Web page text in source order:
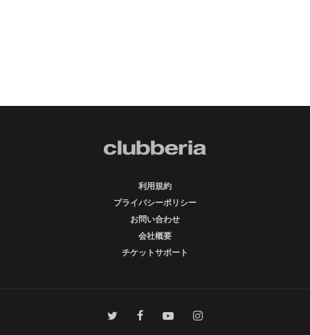
利用規約
プライバシーポリシー
お問い合わせ
会社概要
チケットサポート